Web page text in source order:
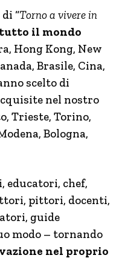
“Torno a vivere in
il mondo
Hong Kong, New
Brasile, Cina,
scelto di
nel nostro
Trieste, Torino,
Bologna,
educatori, chef,
pittori, docenti,
guide
modo – tornando
nel proprio